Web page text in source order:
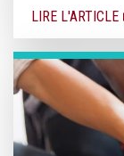
LIRE L'ARTICLE